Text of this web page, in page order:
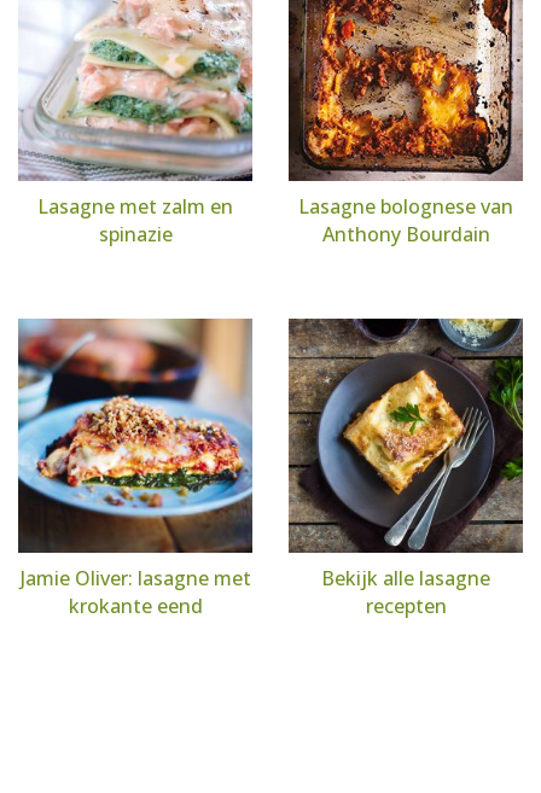
Lasagne met zalm en
spinazie
Lasagne bolognese van
Anthony Bourdain
Jamie Oliver: lasagne met
krokante eend
Bekijk alle lasagne
recepten